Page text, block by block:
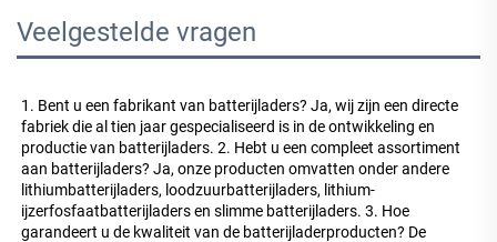
Veelgestelde vragen
1. Bent u een fabrikant van batterijladers? Ja, wij zijn een directe
fabriek die al tien jaar gespecialiseerd is in de ontwikkeling en
productie van batterijladers. 2. Hebt u een compleet assortiment
aan batterijladers? Ja, onze producten omvatten onder andere
lithiumbatterijladers, loodzuurbatterijladers, lithium-
ijzerfosfaatbatterijladers en slimme batterijladers. 3. Hoe
garandeert u de kwaliteit van de batterijladerproducten? De